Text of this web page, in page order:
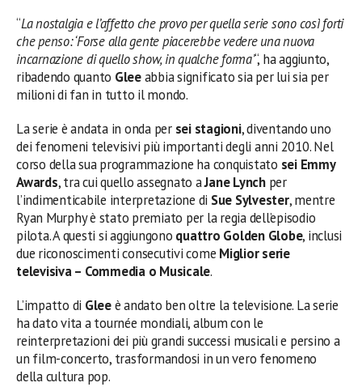
“La nostalgia e l’affetto che provo per quella serie sono così forti
che penso: ‘Forse alla gente piacerebbe vedere una nuova
incarnazione di quello show, in qualche forma’“, ha aggiunto,
ribadendo quanto Gleeabbia significato sia per lui sia per
milioni di fan in tutto il mondo.
La serie è andata in onda per sei stagioni, diventando uno
dei fenomeni televisivi più importanti degli anni 2010. Nel
corso della sua programmazione ha conquistato sei Emmy
Awards, tra cui quello assegnato aJane Lynchper
l’indimenticabile interpretazione di Sue Sylvester, mentre
Ryan Murphy è stato premiato per la regia dell’episodio
pilota. A questi si aggiungono quattro Golden Globe, inclusi
due riconoscimenti consecutivi come Miglior serie
televisiva – Commedia o Musicale.
L’impatto di Gleeè andato ben oltre la televisione. La serie
ha dato vita a tournée mondiali, album con le
reinterpretazioni dei più grandi successi musicali e persino a
un film-concerto, trasformandosi in un vero fenomeno
della cultura pop.